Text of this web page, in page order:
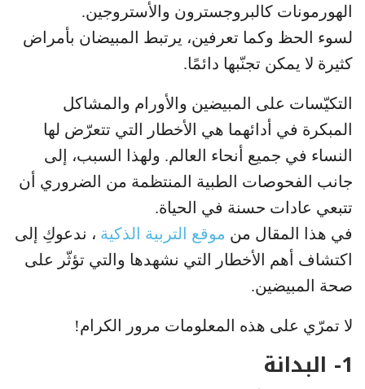
الهورمونات كالبروجسترون والأستروجين.
لسوء الحظ وكما تعرفين، يرتبط المبيضان بأمراض
كثيرة لا يمكن تجنّبها دائمًا.
التكيّسات على المبيضين والأورام والمشاكل
المبكرة في أدائهما هي الأخطار التي تتعرّض لها
النساء في جميع أنحاء العالم. ولهذا السبب، إلى
جانب الفحوصات الطبية المنتظمة من الضروري أن
تتبعي عادات حسنة في الحياة.
في هذا المقال من موقع التربية الذكية ، ندعوكِ إلى
اكتشاف أهم الأخطار التي نشهدها والتي تؤثّر على
صحة المبيضين.
لا تمرّي على هذه المعلومات مرور الكرام!
1- البدانة